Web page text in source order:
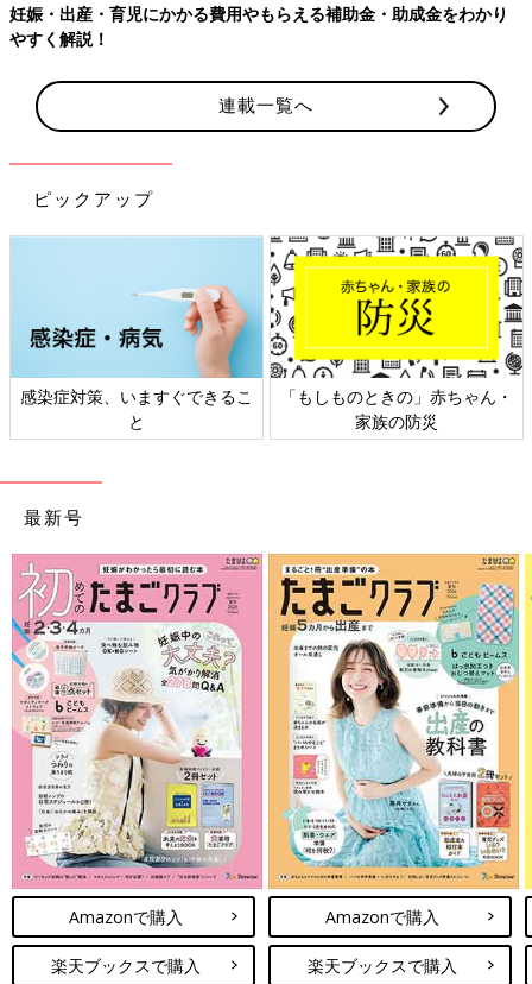
妊娠・出産・育児にかかる費用やもらえる補助金・助成金をわかり
やすく解説！
連載一覧へ
ピックアップ
感染症対策、いますぐできるこ
と
「もしものときの」赤ちゃん・
家族の防災
最新号
Amazonで購入
楽天ブックスで購入
Amazonで購入
楽天ブックスで購入